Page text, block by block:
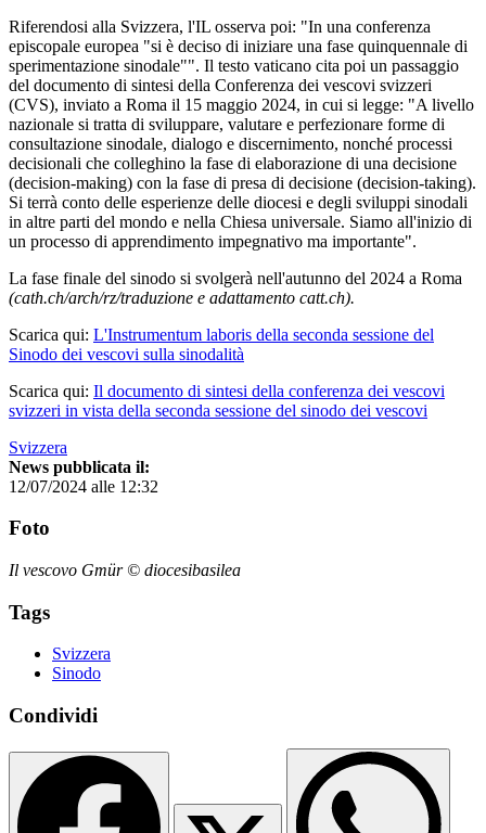
Riferendosi alla Svizzera, l'IL osserva poi: "In una conferenza
episcopale europea "si è deciso di iniziare una fase quinquennale di
sperimentazione sinodale"". Il testo vaticano cita poi un passaggio
del documento di sintesi della Conferenza dei vescovi svizzeri
(CVS), inviato a Roma il 15 maggio 2024, in cui si legge: "A livello
nazionale si tratta di sviluppare, valutare e perfezionare forme di
consultazione sinodale, dialogo e discernimento, nonché processi
decisionali che colleghino la fase di elaborazione di una decisione
(decision-making) con la fase di presa di decisione (decision-taking).
Si terrà conto delle esperienze delle diocesi e degli sviluppi sinodali
in altre parti del mondo e nella Chiesa universale. Siamo all'inizio di
un processo di apprendimento impegnativo ma importante".
La fase finale del sinodo si svolgerà nell'autunno del 2024 a Roma
(cath.ch/arch/rz/traduzione e adattamento catt.ch).
Scarica qui: L'Instrumentum laboris della seconda sessione del
Sinodo dei vescovi sulla sinodalità
Scarica qui: Il documento di sintesi della conferenza dei vescovi
svizzeri in vista della seconda sessione del sinodo dei vescovi
Svizzera
News pubblicata il:
12/07/2024 alle 12:32
Foto
Il vescovo Gmür © diocesibasilea
Tags
Svizzera
Sinodo
Condividi